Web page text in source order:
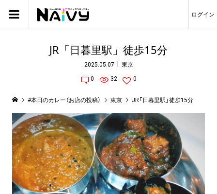
ログイン
JR「日暮里駅」徒歩15分
2025.05.07 東京
0 32 0
#本日のカレー（お店の投稿） 東京 JR「日暮里駅」徒歩15分